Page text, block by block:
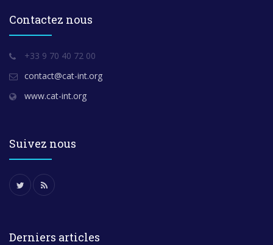
Contactez nous
+33 9 70 40 72 00
contact@cat-int.org
www.cat-int.org
Suivez nous
Derniers articles